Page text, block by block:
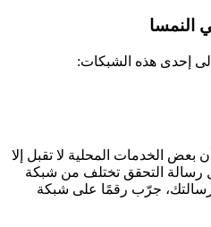
النمسا
إحدى هذه الشبكات:
بعض الخدمات المحلية لا تقبل إلا
رسالة التحقق تختلف من شبكة
رسالتك، جرّب رقمًا على شبكة